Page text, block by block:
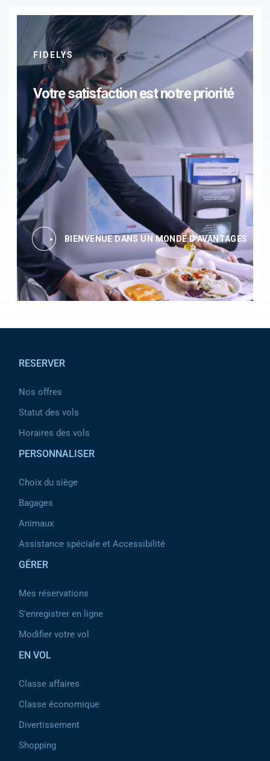
FIDELYS
Votre satisfaction est notre priorité
BIENVENUE DANS UN MONDE D'AVANTAGES
RESERVER
Nos offres
Statut des vols
Horaires des vols
PERSONNALISER
Choix du siège
Bagages
Animaux
Assistance spéciale et Accessibilité
GÉRER
Mes réservations
S'enregistrer en ligne
Modifier votre vol
EN VOL
Classe affaires
Classe économique
Divertissement
Shopping